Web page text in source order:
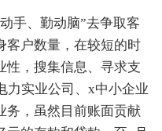
、勤动脑”去争取客
客户数量，在较短的时
性，搜集信息、寻求支
力实业公司、x中小企业
务，虽然目前账面贡献